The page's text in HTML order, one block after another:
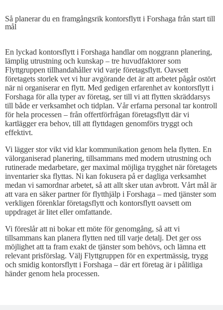
Så planerar du en framgångsrik kontorsflytt i Forshaga från start till
mål
En lyckad kontorsflytt i Forshaga handlar om noggrann planering,
lämplig utrustning och kunskap – tre huvudfaktorer som
Flyttgruppen tillhandahåller vid varje företagsflytt. Oavsett
företagets storlek vet vi hur avgörande det är att arbetet pågår ostört
när ni organiserar en flytt. Med gedigen erfarenhet av kontorsflytt i
Forshaga för alla typer av företag, ser till vi att flytten skräddarsys
till både er verksamhet och tidplan. Vår erfarna personal tar kontroll
för hela processen – från offertförfrågan företagsflytt där vi
kartlägger era behov, till att flyttdagen genomförs tryggt och
effektivt.
Vi lägger stor vikt vid klar kommunikation genom hela flytten. En
välorganiserad planering, tillsammans med modern utrustning och
rutinerade medarbetare, ger maximal möjliga trygghet när företagets
inventarier ska flyttas. Ni kan fokusera på er dagliga verksamhet
medan vi samordnar arbetet, så att allt sker utan avbrott. Vårt mål är
att vara en säker partner för flytthjälp i Forshaga – med tjänster som
verkligen förenklar företagsflytt och kontorsflytt oavsett om
uppdraget är litet eller omfattande.
Vi föreslår att ni bokar ett möte för genomgång, så att vi
tillsammans kan planera flytten ned till varje detalj. Det ger oss
möjlighet att ta fram exakt de tjänster som behövs, och lämna ett
relevant prisförslag. Välj Flyttgruppen för en expertmässig, trygg
och smidig kontorsflytt i Forshaga – där ert företag är i pålitliga
händer genom hela processen.